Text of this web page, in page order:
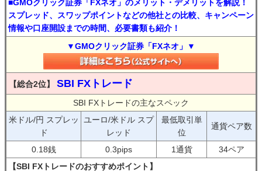
■GMOクリック証券「FXネオ」のメリット・デメリットを解説！
スプレッド、スワップポイントなどの他社との比較、キャンペーン
情報や口座開設までの時間、必要書類も紹介！
▼GMOクリック証券「FXネオ」▼
【総合2位】 SBI FXトレード
SBI FXトレードの主なスペック
米ドル/円 スプレッ
ド
ユーロ/米ドル スプ
レッド
最低取引単
位
通貨ペア数
0.18銭 0.3pips 1通貨
34ペア
【SBI FXトレードのおすすめポイント】